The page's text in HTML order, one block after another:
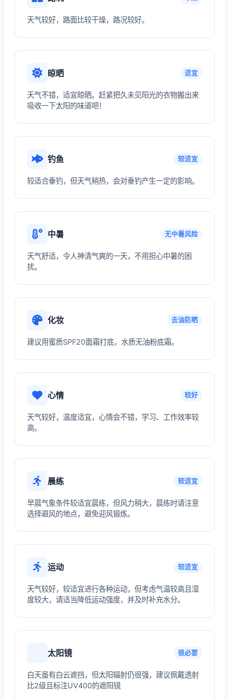
天气较好，路面比较干燥，路况较好。
晾晒 适宜
天气不错，适宜晾晒。赶紧把久未见阳光的衣物搬出来
吸收一下太阳的味道吧！
钓鱼 较适宜
较适合垂钓，但天气稍热，会对垂钓产生一定的影响。
中暑 无中暑风险
天气舒适，令人神清气爽的一天，不用担心中暑的困
扰。
化妆 去油防晒
建议用蜜质SPF20面霜打底，水质无油粉底霜。
心情 较好
天气较好，温度适宜，心情会不错，学习、工作效率较
高。
晨练 较适宜
早晨气象条件较适宜晨练，但风力稍大，晨练时请注意
选择避风的地点，避免迎风锻炼。
运动 较适宜
天气较好，较适宜进行各种运动，但考虑气温较高且湿
度较大，请适当降低运动强度，并及时补充水分。
太阳镜 很必要
白天虽有白云遮挡，但太阳辐射仍很强，建议佩戴透射
比2级且标注UV400的遮阳镜